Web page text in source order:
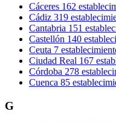
Cáceres 162
Cádiz 319
Cantabria 151
Castellón 140
Ceuta 7
Ciudad Real 167
Córdoba 278
Cuenca 85
G